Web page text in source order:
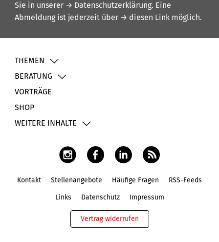
Sie in unserer → Datenschutzerklärung. Eine
Abmeldung ist jederzeit über → diesen Link möglich.
THEMEN
BERATUNG
VORTRÄGE
SHOP
WEITERE INHALTE
Kontakt Stellenangebote Häufige Fragen RSS-Feeds
Links Datenschutz Impressum
Vertrag widerrufen